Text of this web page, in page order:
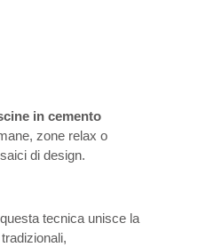
in cemento
zone relax o
di design.
tecnica unisce la